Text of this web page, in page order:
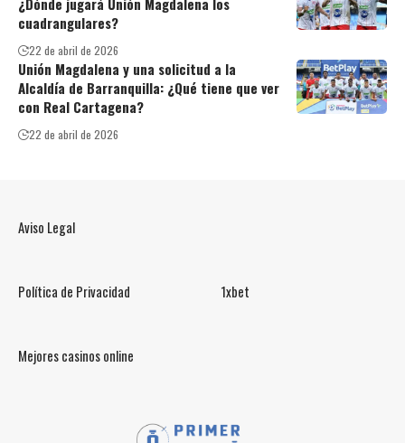
cuadrangulares?
22 de abril de 2026
Unión Magdalena y una solicitud a la
Alcaldía de Barranquilla: ¿Qué tiene que ver
con Real Cartagena?
22 de abril de 2026
Aviso Legal
Política de Privacidad 1xbet
Mejores casinos online